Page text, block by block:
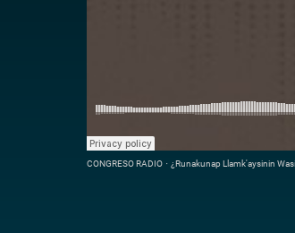
CONGRESO RADIO · ¿Runakunap Llamk'aysinin